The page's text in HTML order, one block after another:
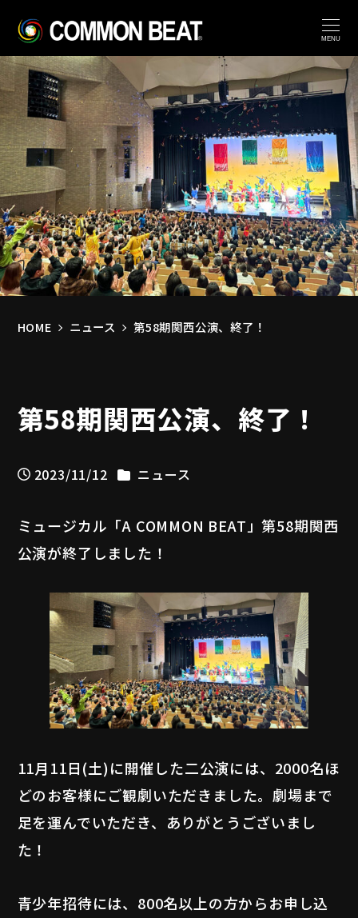
MENU
HOME ニュース 第58期関西公演、終了！
第58期関西公演、終了！
投稿日
2023/11/12 カテゴリー
ニュース
ミュージカル「A COMMON BEAT」第58期関西
公演が終了しました！
11月11日(土)に開催した二公演には、2000名ほ
どのお客様にご観劇いただきました。劇場まで
足を運んでいただき、ありがとうございまし
た！
青少年招待には、800名以上の方からお申し込